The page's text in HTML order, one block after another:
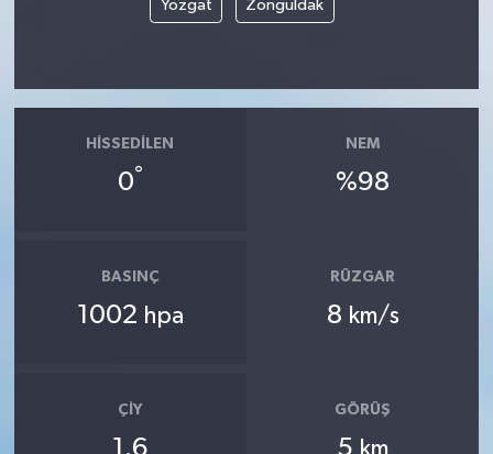
Yozgat Zonguldak
HISSEDILEN
0°
NEM
%98
BASINÇ
1002 hpa
RÜZGAR
8 km/s
ÇIY
1.6
GÖRÜŞ
5